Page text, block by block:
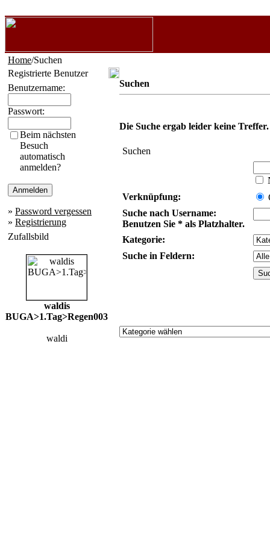
Home/Suchen
Registrierte Benutzer
Benutzername:
Passwort:
Beim nächsten
Besuch
automatisch
anmelden?
» Password vergessen
» Registrierung
Zufallsbild
waldis
BUGA>1.Tag>Regen003
waldi
Suchen
Die Suche ergab leider keine Treffer.
Suchen
Verknüpfung:
Suche nach Username:
Benutzen Sie * als Platzhalter.
Kategorie:
Suche in Feldern: